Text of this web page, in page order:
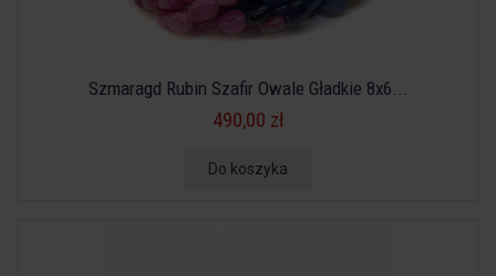
Szmaragd Rubin Szafir Owale Gładkie 8x6...
490,00 zł
Do koszyka